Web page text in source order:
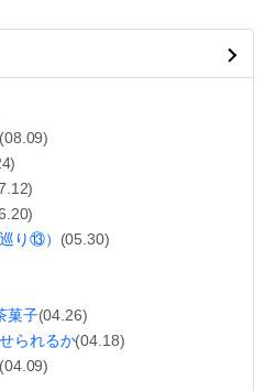
(08.09)
り⑬） (05.30)
菓子(04.26)
られるか(04.18)
(04.09)